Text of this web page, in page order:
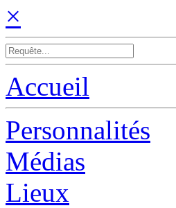
×
Accueil
Personnalités
Médias
Lieux